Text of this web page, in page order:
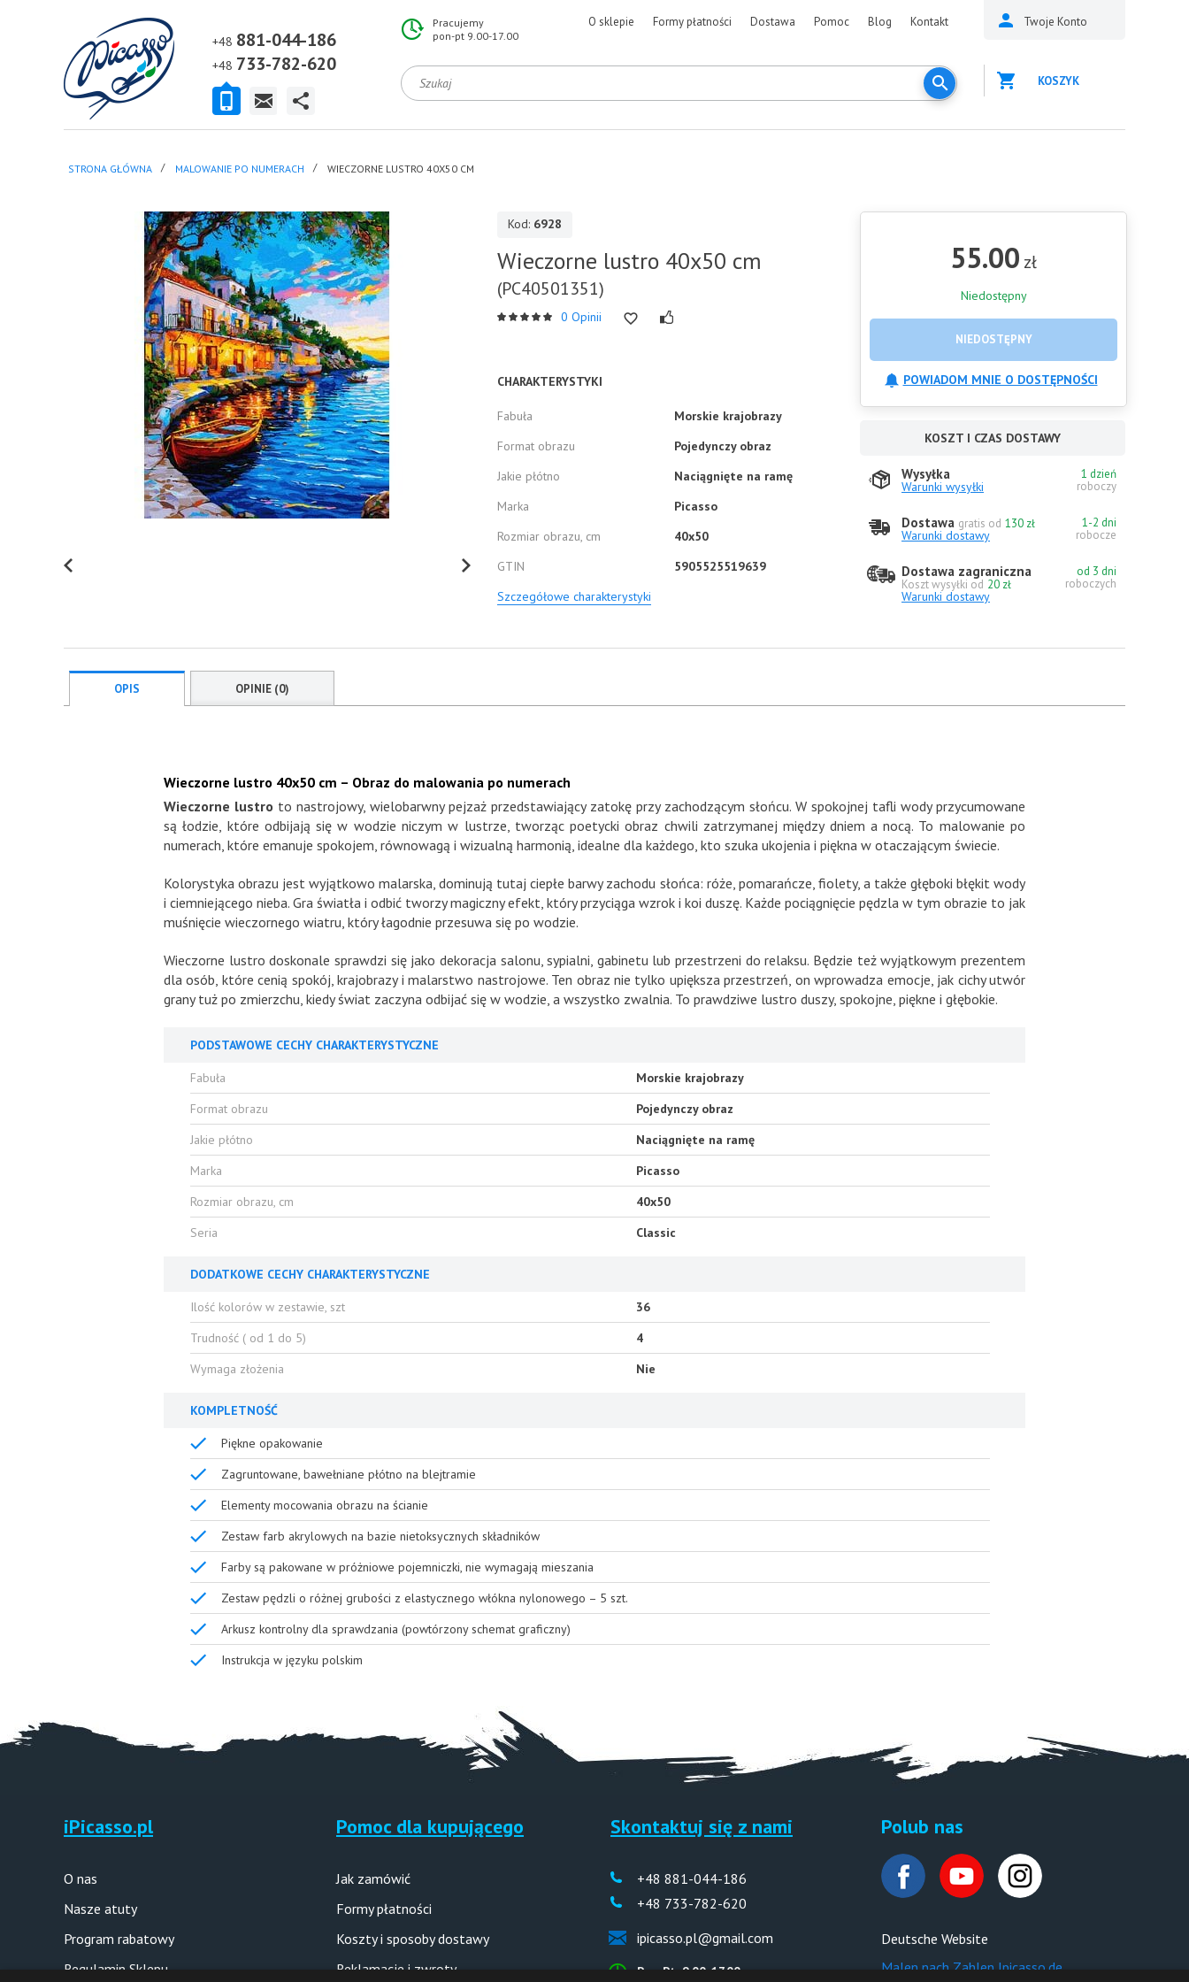
+48 881-044-186
+48 733-782-620
Pracujemy
pon-pt 9.00-17.00
O sklepie Formy płatności Dostawa Pomoc Blog Kontakt Twoje Konto
KOSZYK
STRONA GŁÓWNA MALOWANIE PO NUMERACH WIECZORNE LUSTRO 40X50 CM
Kod: 6928
Wieczorne lustro 40x50 cm
(PC40501351)
0 Opinii
CHARAKTERYSTYKI
Fabuła
Morskie krajobrazy
Format obrazu
Pojedynczy obraz
Jakie płótno
Naciągnięte na ramę
Marka
Picasso
Rozmiar obrazu, cm
40x50
GTIN
5905525519639
Szczegółowe charakterystyki
55.00 zł
Niedostępny
NIEDOSTĘPNY
POWIADOM MNIE O DOSTĘPNOŚCI
KOSZT I CZAS DOSTAWY
Wysyłka
Warunki wysyłki
1 dzień
roboczy
Dostawa gratis od 130 zł
Warunki dostawy
1-2 dni
robocze
Dostawa zagraniczna
Koszt wysyłki od 20 zł
Warunki dostawy
od 3 dni
roboczych
OPIS OPINIE (0)
Wieczorne lustro 40x50 cm – Obraz do malowania po numerach
Wieczorne lustro to nastrojowy, wielobarwny pejzaż przedstawiający zatokę przy zachodzącym słońcu. W spokojnej tafli wody przycumowane
są łodzie, które odbijają się w wodzie niczym w lustrze, tworząc poetycki obraz chwili zatrzymanej między dniem a nocą. To malowanie po
numerach, które emanuje spokojem, równowagą i wizualną harmonią, idealne dla każdego, kto szuka ukojenia i piękna w otaczającym świecie.
Kolorystyka obrazu jest wyjątkowo malarska, dominują tutaj ciepłe barwy zachodu słońca: róże, pomarańcze, fiolety, a także głęboki błękit wody
i ciemniejącego nieba. Gra światła i odbić tworzy magiczny efekt, który przyciąga wzrok i koi duszę. Każde pociągnięcie pędzla w tym obrazie to jak
muśnięcie wieczornego wiatru, który łagodnie przesuwa się po wodzie.
Wieczorne lustro doskonale sprawdzi się jako dekoracja salonu, sypialni, gabinetu lub przestrzeni do relaksu. Będzie też wyjątkowym prezentem
dla osób, które cenią spokój, krajobrazy i malarstwo nastrojowe. Ten obraz nie tylko upiększa przestrzeń, on wprowadza emocje, jak cichy utwór
grany tuż po zmierzchu, kiedy świat zaczyna odbijać się w wodzie, a wszystko zwalnia. To prawdziwe lustro duszy, spokojne, piękne i głębokie.
PODSTAWOWE CECHY CHARAKTERYSTYCZNE
Fabuła
Morskie krajobrazy
Format obrazu
Pojedynczy obraz
Jakie płótno
Naciągnięte na ramę
Marka
Picasso
Rozmiar obrazu, cm
40x50
Seria
Classic
DODATKOWE CECHY CHARAKTERYSTYCZNE
Ilość kolorów w zestawie, szt
36
Trudność ( od 1 do 5)
4
Wymaga złożenia
Nie
KOMPLETNOŚĆ
Piękne opakowanie
Zagruntowane, bawełniane płótno na blejtramie
Elementy mocowania obrazu na ścianie
Zestaw farb akrylowych na bazie nietoksycznych składników
Farby są pakowane w próżniowe pojemniczki, nie wymagają mieszania
Zestaw pędzli o różnej grubości z elastycznego włókna nylonowego – 5 szt.
Arkusz kontrolny dla sprawdzania (powtórzony schemat graficzny)
Instrukcja w języku polskim
iPicasso.pl
O nas
Nasze atuty
Program rabatowy
Regulamin Sklepu
Pomoc dla kupującego
Jak zamówić
Formy płatności
Koszty i sposoby dostawy
Reklamacje i zwroty
Skontaktuj się z nami
+48 881-044-186
+48 733-782-620
ipicasso.pl@gmail.com
Pon-Pt: 9.00-17.00
Polub nas
Deutsche Website
Malen nach Zahlen Ipicasso.de